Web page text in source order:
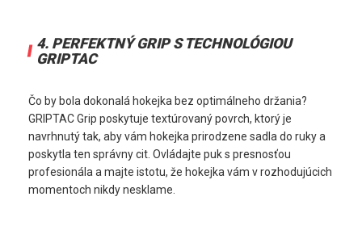
4. PERFEKTNÝ GRIP S TECHNOLÓGIOU
GRIPTAC
Čo by bola dokonalá hokejka bez optimálneho držania?
GRIPTAC Grip poskytuje textúrovaný povrch, ktorý je
navrhnutý tak, aby vám hokejka prirodzene sadla do ruky a
poskytla ten správny cit. Ovládajte puk s presnosťou
profesionála a majte istotu, že hokejka vám v rozhodujúcich
momentoch nikdy nesklame.